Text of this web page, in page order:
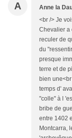
A Anne la
<br /> Je
Chevalier a
reculer de
du
presque
terre et de
bien
temps d'
"colle" à l
bribe de
entre 1402
Montcarra,